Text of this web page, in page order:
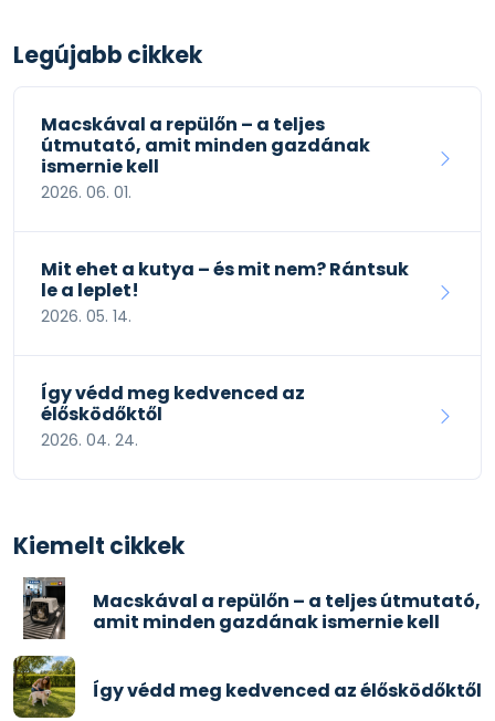
Legújabb cikkek
Macskával a repülőn – a teljes
útmutató, amit minden gazdának
ismernie kell
2026. 06. 01.
Mit ehet a kutya – és mit nem? Rántsuk
le a leplet!
2026. 05. 14.
Így védd meg kedvenced az
élősködőktől
2026. 04. 24.
Kiemelt cikkek
Macskával a repülőn – a teljes útmutató,
amit minden gazdának ismernie kell
Így védd meg kedvenced az élősködőktől